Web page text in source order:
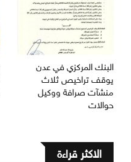
البنك المركزي في عدن
يوقف تراخيص ثلاث
منشآت صرافة ووكيل
حوالات
الاكثر قراءة